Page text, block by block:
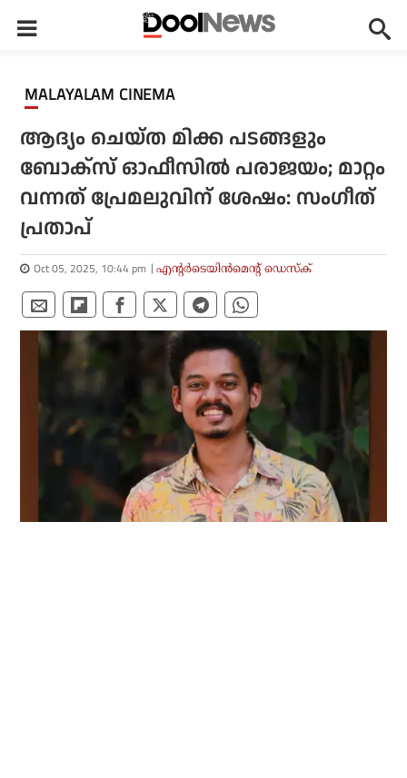
MALAYALAM CINEMA
ആദ്യം ചെയ്ത മിക്ക പടങ്ങളും
ബോക്സ് ഓഫീസിൽ പരാജയം; മാറ്റം
വന്നത് പ്രേമലുവിന് ശേഷം: സംഗീത്
പ്രതാപ്
Oct 05, 2025, 10:44 pm എന്റര്‍ടെയിന്‍മെന്റ് ഡെസ്‌ക്